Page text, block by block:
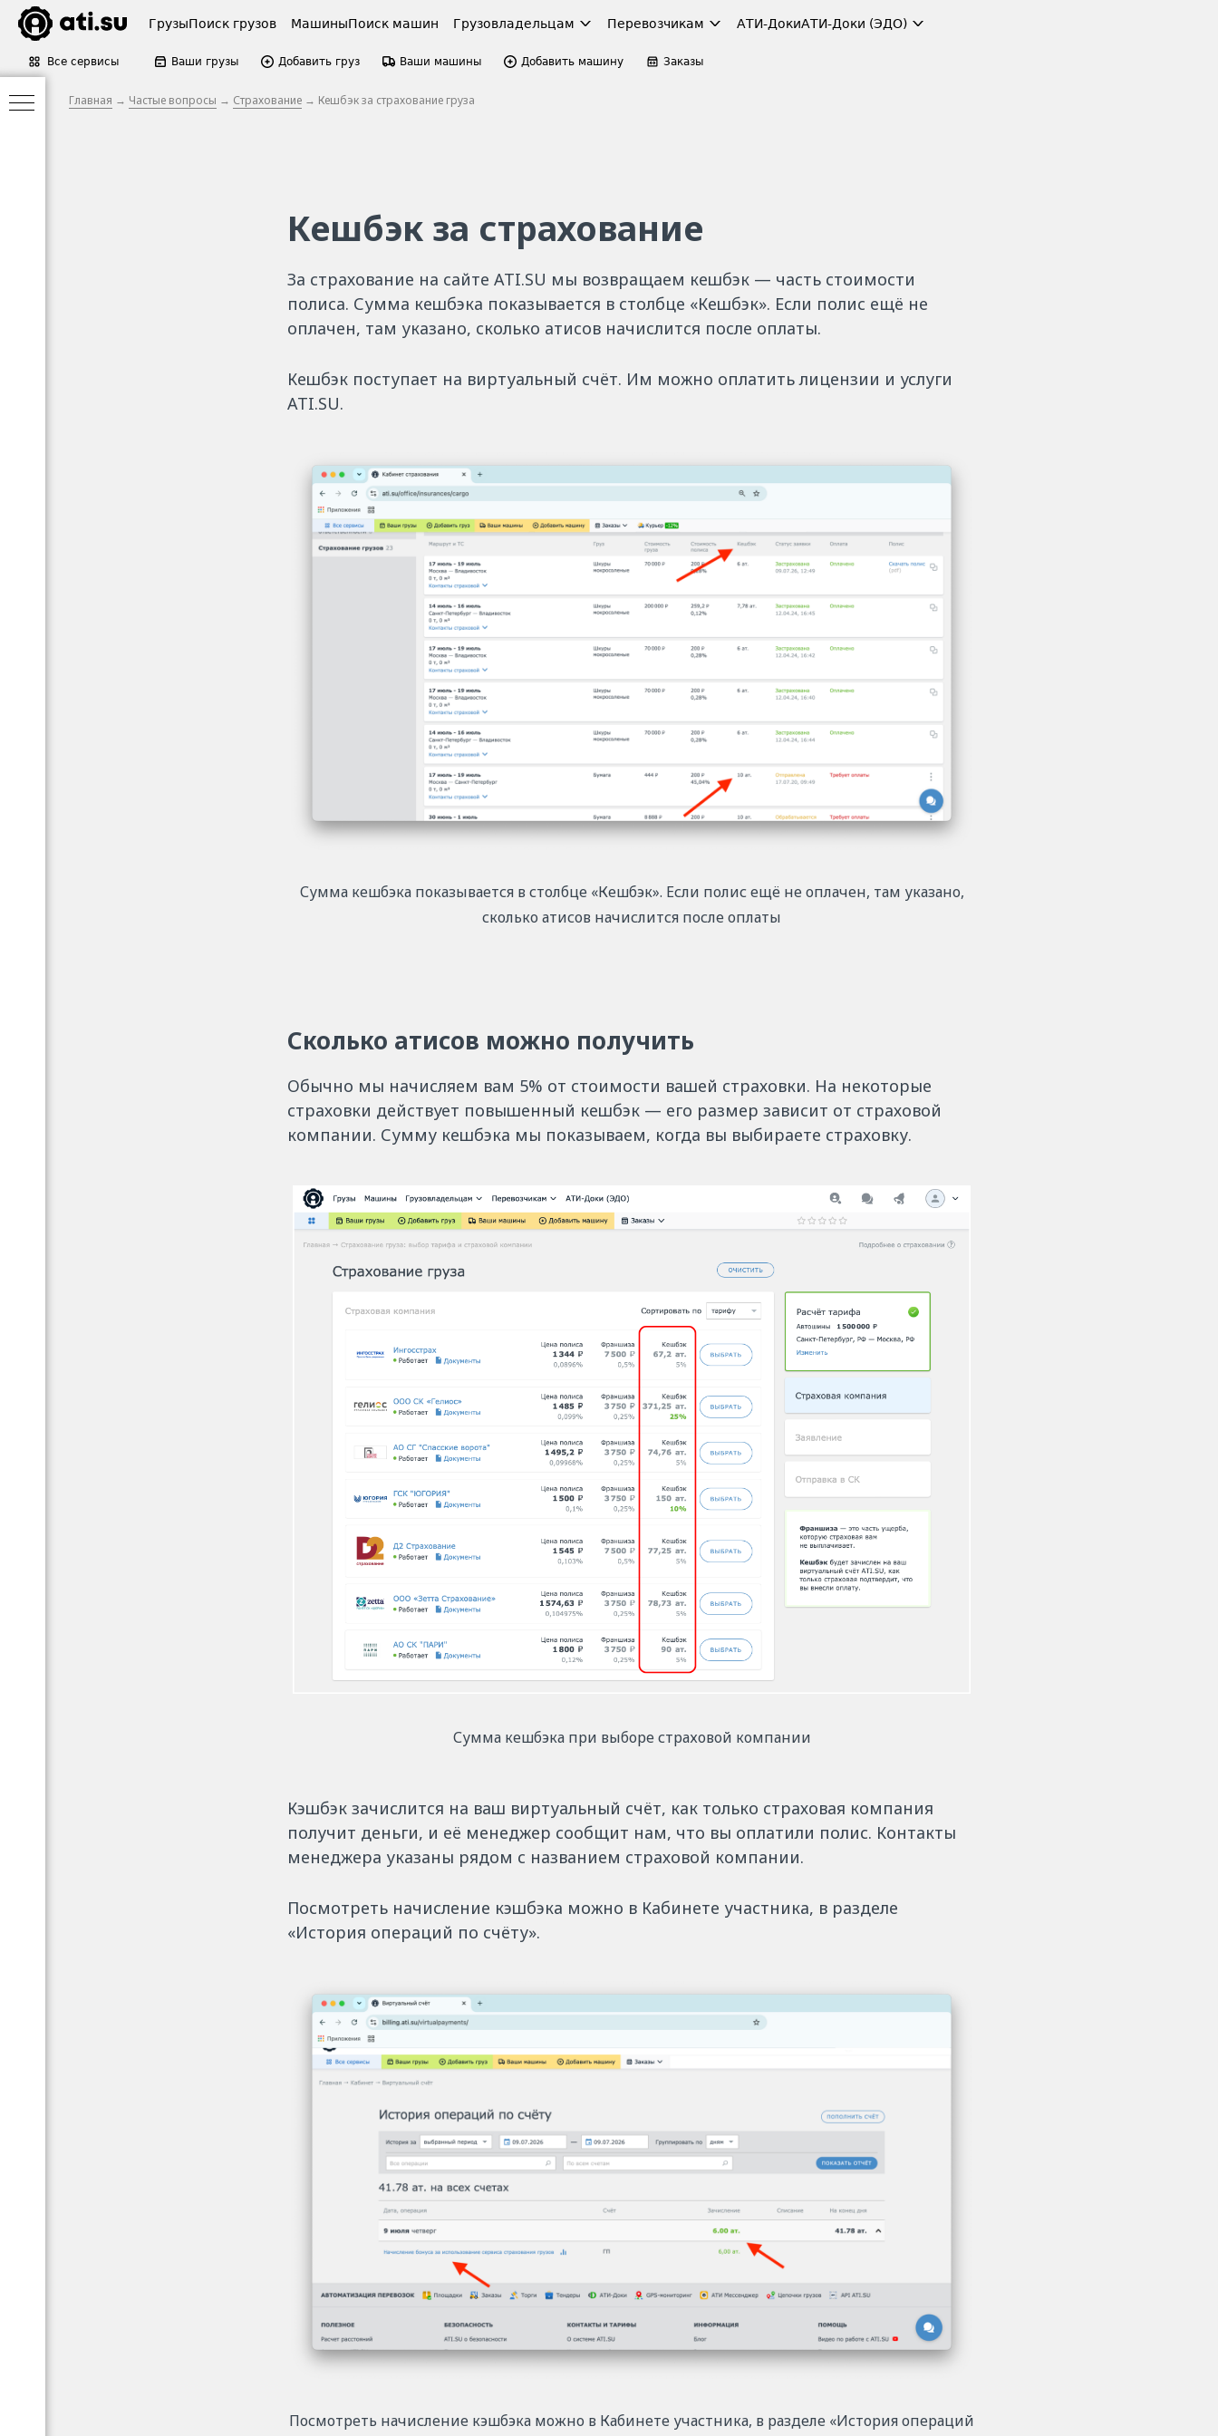
ГрузыПоиск грузов МашиныПоиск машин Грузовладельцам Перевозчикам АТИ-ДокиАТИ-Доки (ЭДО)
Все сервисы Ваши грузы Добавить груз Ваши машины Добавить машину Заказы
Главная → Частые вопросы → Страхование → Кешбэк за страхование груза
Кешбэк за страхование
За страхование на сайте ATI.SU мы возвращаем кешбэк — часть стоимости
полиса. Сумма кешбэка показывается в столбце «Кешбэк». Если полис ещё не
оплачен, там указано, сколько атисов начислится после оплаты.
Кешбэк поступает на виртуальный счёт. Им можно оплатить лицензии и услуги
ATI.SU.
Сумма кешбэка показывается в столбце «Кешбэк». Если полис ещё не оплачен, там указано,
сколько атисов начислится после оплаты
Сколько атисов можно получить
Обычно мы начисляем вам 5% от стоимости вашей страховки. На некоторые
страховки действует повышенный кешбэк — его размер зависит от страховой
компании. Сумму кешбэка мы показываем, когда вы выбираете страховку.
Сумма кешбэка при выборе страховой компании
Кэшбэк зачислится на ваш виртуальный счёт, как только страховая компания
получит деньги, и её менеджер сообщит нам, что вы оплатили полис. Контакты
менеджера указаны рядом с названием страховой компании.
Посмотреть начисление кэшбэка можно в Кабинете участника, в разделе
«История операций по счёту».
Посмотреть начисление кэшбэка можно в Кабинете участника, в разделе «История операций